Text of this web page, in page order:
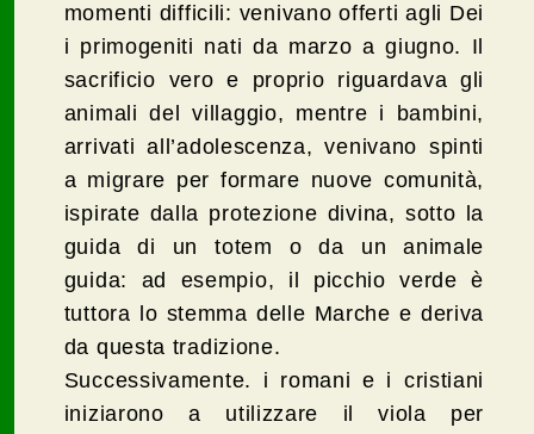
momenti difficili: venivano offerti agli Dei
i primogeniti nati da marzo a giugno. Il
sacrificio vero e proprio riguardava gli
animali del villaggio, mentre i bambini,
arrivati all’adolescenza, venivano spinti
a migrare per formare nuove comunità,
ispirate dalla protezione divina, sotto la
guida di un totem o da un animale
guida: ad esempio, il picchio verde è
tuttora lo stemma delle Marche e deriva
da questa tradizione.
Successivamente. i romani e i cristiani
iniziarono a utilizzare il viola per